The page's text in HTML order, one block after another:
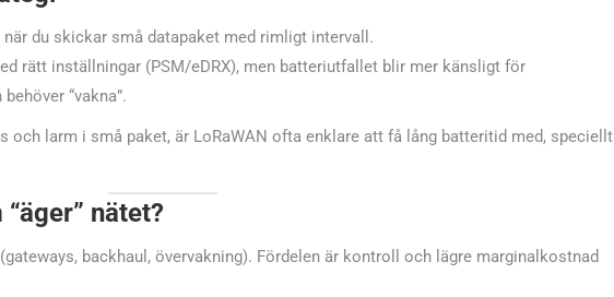
du skickar små datapaket med rimligt intervall.
rätt inställningar (PSM/eDRX), men batteriutfallet blir mer känsligt för
“vakna”.
och larm i små paket, är LoRaWAN ofta enklare att få lång batteritid med, speciellt
nätet?
backhaul, övervakning). Fördelen är kontroll och lägre marginalkostnad